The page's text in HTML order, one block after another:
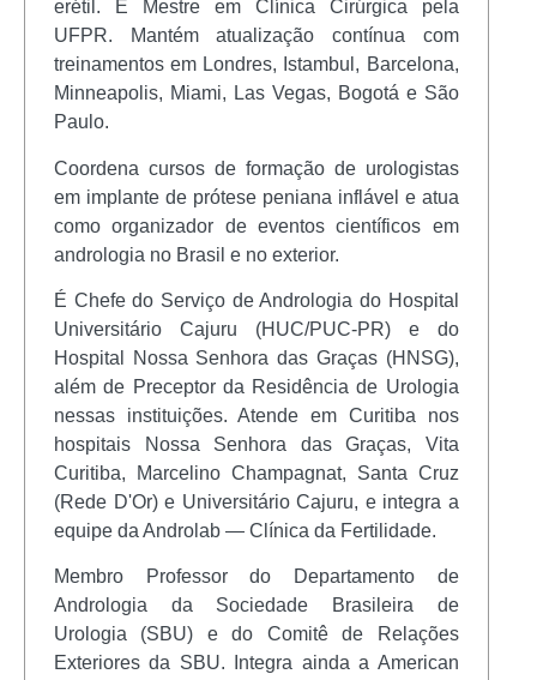
erétil. É Mestre em Clínica Cirúrgica pela
UFPR. Mantém atualização contínua com
treinamentos em Londres, Istambul, Barcelona,
Minneapolis, Miami, Las Vegas, Bogotá e São
Paulo.
Coordena cursos de formação de urologistas
em implante de prótese peniana inflável e atua
como organizador de eventos científicos em
andrologia no Brasil e no exterior.
É Chefe do Serviço de Andrologia do Hospital
Universitário Cajuru (HUC/PUC-PR) e do
Hospital Nossa Senhora das Graças (HNSG),
além de Preceptor da Residência de Urologia
nessas instituições. Atende em Curitiba nos
hospitais Nossa Senhora das Graças, Vita
Curitiba, Marcelino Champagnat, Santa Cruz
(Rede D'Or) e Universitário Cajuru, e integra a
equipe da Androlab — Clínica da Fertilidade.
Membro Professor do Departamento de
Andrologia da Sociedade Brasileira de
Urologia (SBU) e do Comitê de Relações
Exteriores da SBU. Integra ainda a American